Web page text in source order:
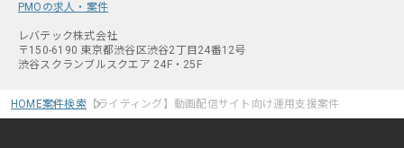
PMOの求人・案件
レバテック株式会社
〒150-6190 東京都渋谷区渋谷2丁目24番12号
渋谷スクランブルスクエア 24F・25F
HOME案件検索【ライティング】動画配信サイト向け運用支援案件